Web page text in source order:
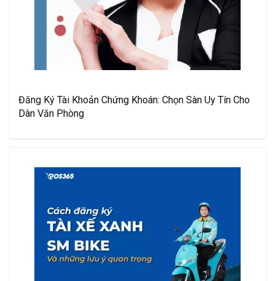
Đăng Ký Tài Khoản Chứng Khoán: Chọn Sàn Uy Tín Cho
Dân Văn Phòng